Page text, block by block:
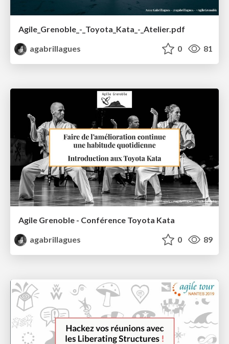
Agile_Grenoble_-_Toyota_Kata_-_Atelier.pdf
agabrillagues
0 81
Agile Grenoble - Conférence Toyota Kata
agabrillagues
0 89